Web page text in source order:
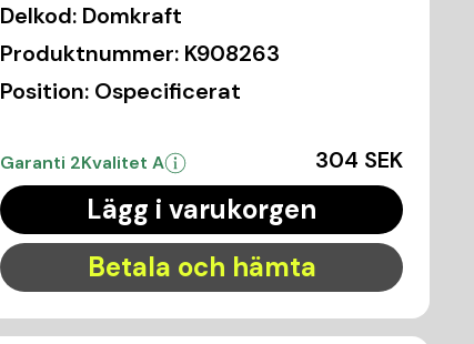
Delkod: Domkraft
Produktnummer: K908263
Position: Ospecificerat
Garanti 2Kvalitet A 304 SEK
Lägg i varukorgen
Betala och hämta